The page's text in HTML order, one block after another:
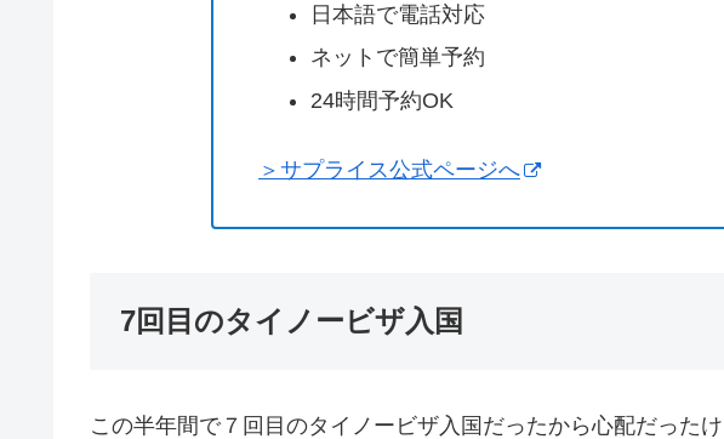
日本語で電話対応
ネットで簡単予約
24時間予約OK
＞サプライス公式ページへ
7回目のタイノービザ入国
この半年間で７回目のタイノービザ入国だったから心配だった